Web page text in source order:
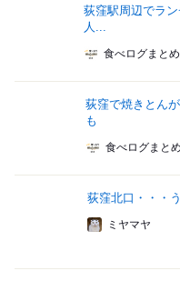
荻窪駅周辺でラ
人...
食べログまと
荻窪で焼きとん
も
食べログまと
荻窪北口・・・
ミヤマヤ